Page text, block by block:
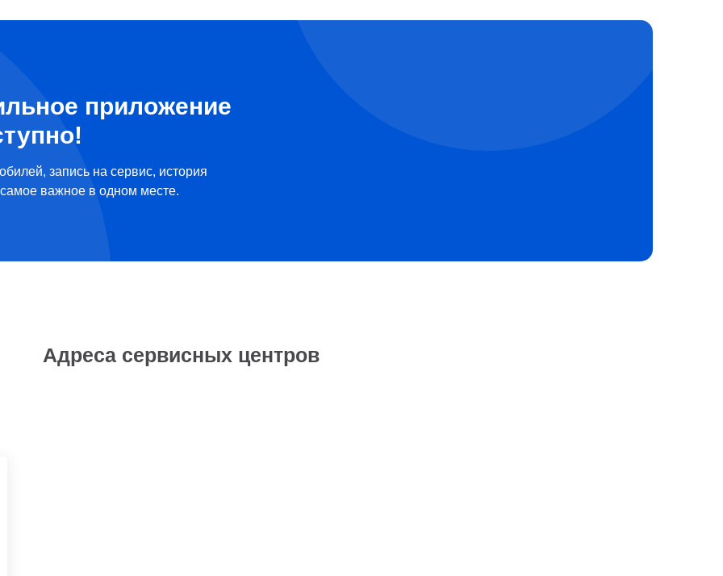
приложение
запись на сервис, история
важное в одном месте.
Адреса сервисных центров